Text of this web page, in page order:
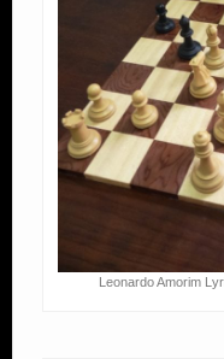
Leonardo Amorim